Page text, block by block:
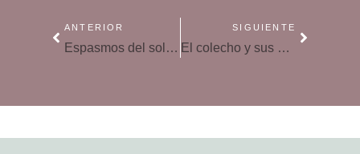
ANTERIOR
Espasmos del sollozo, ¿qué hacer cuando el bebé se priva y no respira?
SIGUIENTE
El colecho y sus beneficios para el bebé